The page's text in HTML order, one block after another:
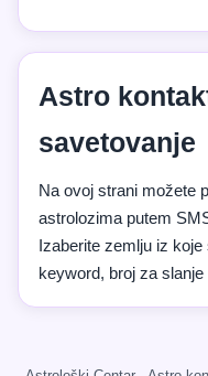
Astro
savetovanje
Na ovoj strani možete
astrolozima putem
Izaberite zemlju iz
keyword, broj za